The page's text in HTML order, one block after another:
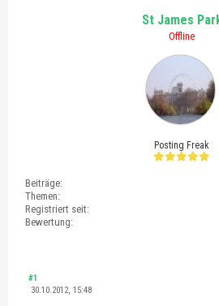
St James
Offline
Posting Freak
Beiträge:
Themen:
Registriert seit:
Bewertung:
#1
30.10.2012, 15:48